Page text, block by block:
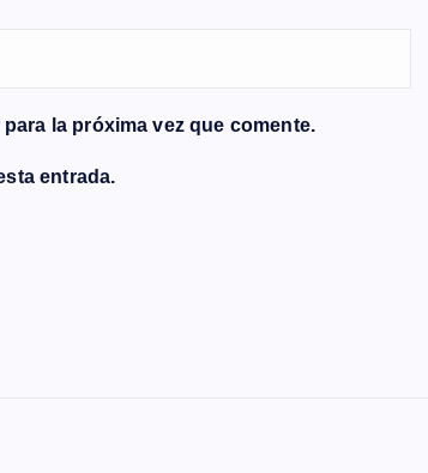
la próxima vez que comente.
entrada.